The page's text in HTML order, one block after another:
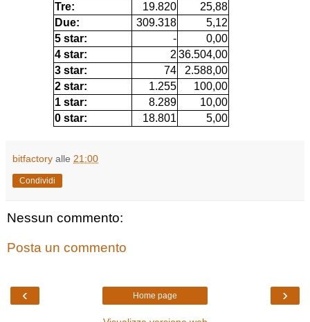
Tre:
19.820
25,88
Due:
309.318
5,12
5 star:
-
0,00
4 star:
2 36.504,00
3 star:
74
2.588,00
2 star:
1.255
100,00
1 star:
8.289
10,00
0 star:
18.801 5,00
bitfactory alle 21:00
Condividi
Nessun commento:
Posta un commento
‹ ›
Home page